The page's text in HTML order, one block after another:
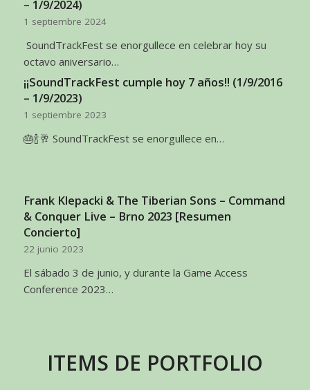
– 1/9/2024)
1 septiembre 2024
SoundTrackFest se enorgullece en celebrar hoy su
octavo aniversario…
¡¡SoundTrackFest cumple hoy 7 años!! (1/9/2016
– 1/9/2023)
1 septiembre 2023
🎂🍾🥂 SoundTrackFest se enorgullece en…
Frank Klepacki & The Tiberian Sons – Command
& Conquer Live – Brno 2023 [Resumen
Concierto]
22 junio 2023
El sábado 3 de junio, y durante la Game Access
Conference 2023…
ITEMS DE PORTFOLIO